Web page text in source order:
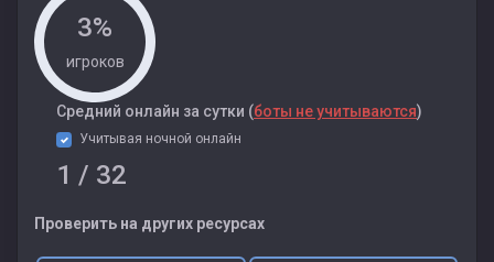
3%
игроков
Cредний онлайн за сутки (боты не учитываются)
Учитывая ночной онлайн
1 / 32
Проверить на других ресурсах